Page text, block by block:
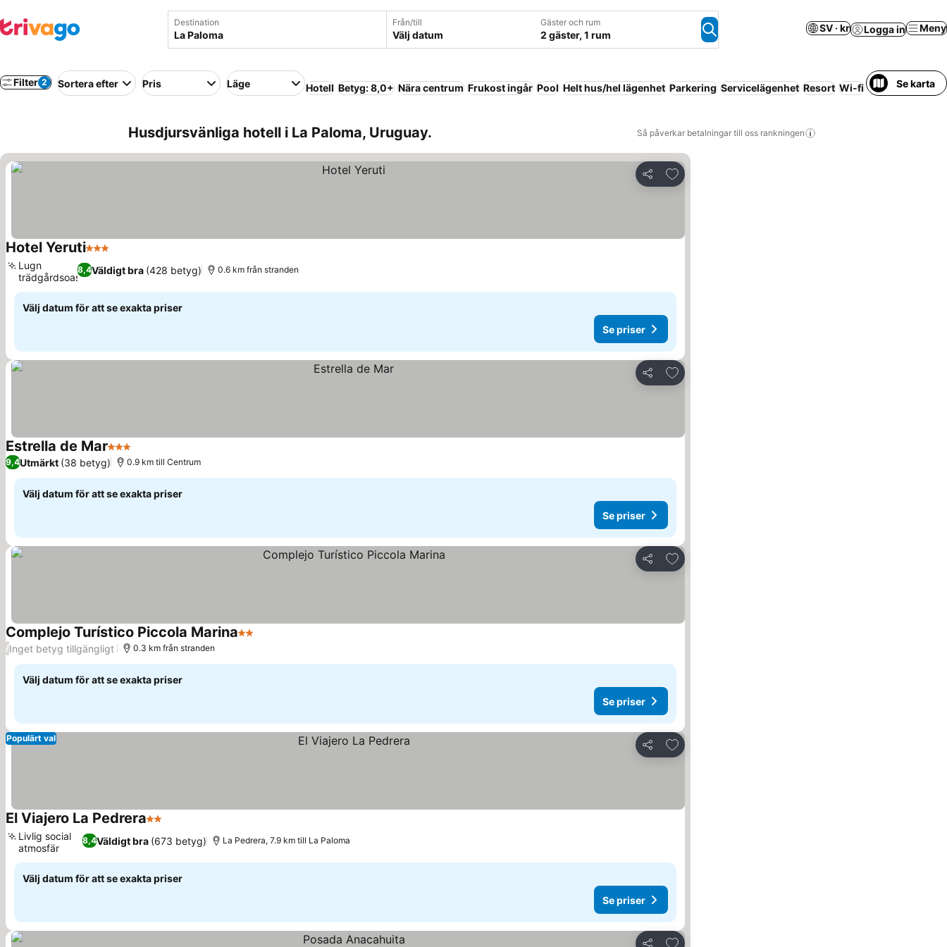
Destination Från/till
Välj datum
Gäster och rum
2 gäster, 1 rum
SV · kr Logga in Meny
Filter 2 Sortera efter Pris Läge Hotell Betyg: 8,0+ Nära centrum Frukost ingår Pool Helt hus/hel lägenhet Parkering Servicelägenhet Resort Wi-fi Se karta
Husdjursvänliga hotell i La Paloma, Uruguay. Så påverkar betalningar till oss rankningen
Dela
Lägg till i Mina Favoriter
Hotel Yeruti3 Stjärnor
8,4Väldigt bra (428 betyg)
Lugn
trädgårdsoas
0.6 km från stranden
Välj datum för att se exakta priser
Se priser
Dela
Lägg till i Mina Favoriter
Estrella de Mar3 Stjärnor
9,4Utmärkt (38 betyg) 0.9 km till Centrum
Välj datum för att se exakta priser
Se priser
Dela
Lägg till i Mina Favoriter
Complejo Turístico Piccola Marina2 Stjärnor
/Inget betyg tillgängligt 0.3 km från stranden
Välj datum för att se exakta priser
Se priser
Dela
Lägg till i Mina Favoriter
Populärt val
El Viajero La Pedrera2 Stjärnor
8,4Väldigt bra (673 betyg)
Livlig social
atmosfär
La Pedrera, 7.9 km till La Paloma
Välj datum för att se exakta priser
Se priser
Lägg till i Mina Favoriter